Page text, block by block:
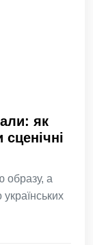
як
сценічні
образу, а